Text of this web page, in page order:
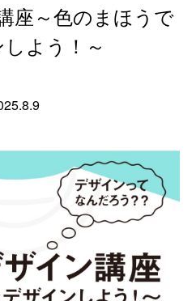
座～色のまほうで
よう！～